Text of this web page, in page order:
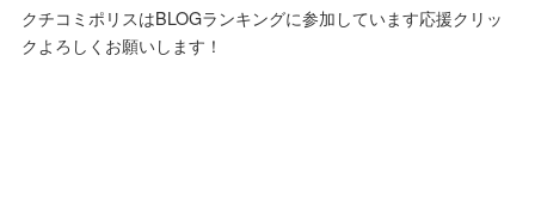
クチコミポリスはBLOGランキングに参加しています応援クリッ
クよろしくお願いします！